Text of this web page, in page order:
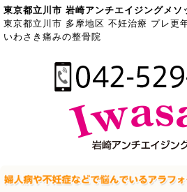
東京都立川市 岩崎アンチエイジングメソ
東京都立川市 多摩地区 不妊治療 プレ更
いわさき痛みの整骨院